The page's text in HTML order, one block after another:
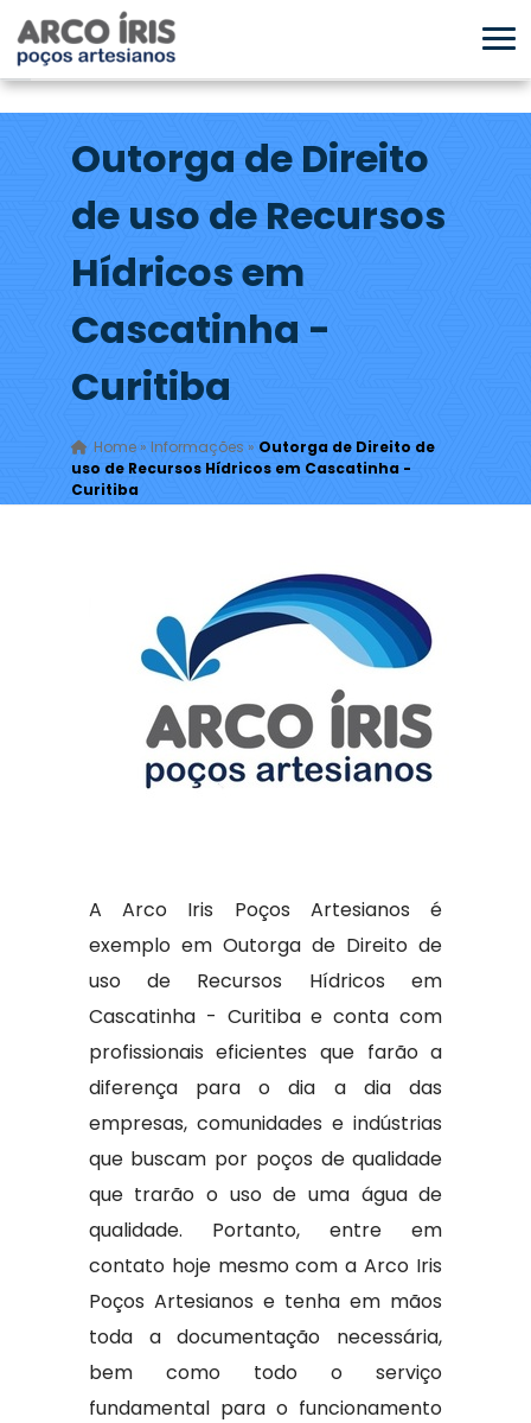
Outorga de Direito
de uso de Recursos
Hídricos em
Cascatinha -
Curitiba
Home» Informações » Outorga de Direito de
uso de Recursos Hídricos em Cascatinha -
Curitiba
A Arco Iris Poços Artesianos é
exemplo em Outorga de Direito de
uso de Recursos Hídricos em
Cascatinha - Curitiba e conta com
profissionais eficientes que farão a
diferença para o dia a dia das
empresas, comunidades e indústrias
que buscam por poços de qualidade
que trarão o uso de uma água de
qualidade. Portanto, entre em
contato hoje mesmo com a Arco Iris
Poços Artesianos e tenha em mãos
toda a documentação necessária,
bem como todo o serviço
fundamental para o funcionamento